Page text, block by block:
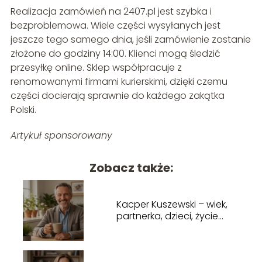
Realizacja zamówień na 2407.pl jest szybka i
bezproblemowa. Wiele części wysyłanych jest
jeszcze tego samego dnia, jeśli zamówienie zostanie
złożone do godziny 14:00. Klienci mogą śledzić
przesyłkę online. Sklep współpracuje z
renomowanymi firmami kurierskimi, dzięki czemu
części docierają sprawnie do każdego zakątka
Polski.
Artykuł sponsorowany
Zobacz także:
Kacper Kuszewski – wiek,
partnerka, dzieci, życie